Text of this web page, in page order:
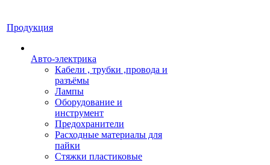
Продукция
Авто-электрика
Кабели , трубки ,провода и
разъёмы
Лампы
Оборудование и
инструмент
Предохранители
Расходные материалы для
пайки
Стяжки пластиковые